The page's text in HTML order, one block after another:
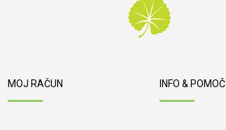
MOJ RAČUN INFO & POMOČ